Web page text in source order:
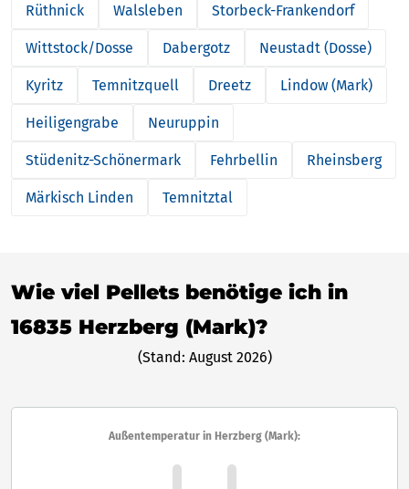
Rüthnick Walsleben Storbeck-Frankendorf
Wittstock/Dosse Dabergotz Neustadt (Dosse)
Kyritz Temnitzquell Dreetz Lindow (Mark)
Heiligengrabe Neuruppin
Stüdenitz-Schönermark Fehrbellin Rheinsberg
Märkisch Linden Temnitztal
Wie viel Pellets benötige ich in
16835 Herzberg (Mark)?
(Stand: August 2026)
Außentemperatur in Herzberg (Mark):